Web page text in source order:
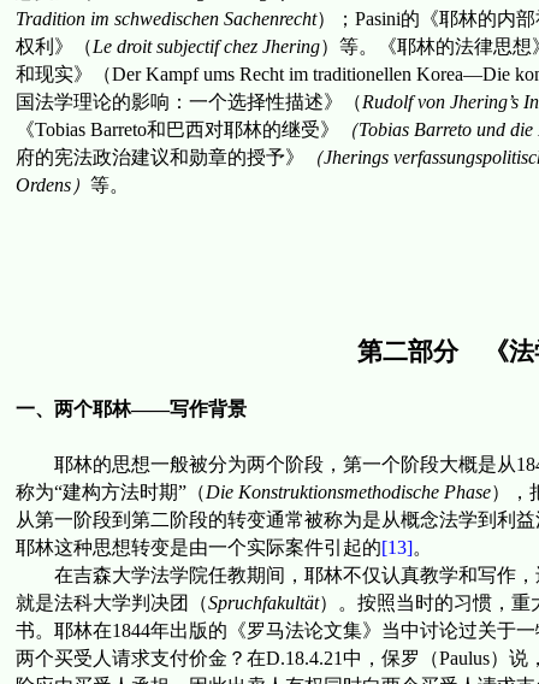
Tradition im schwedischen Sachenrecht）； Pasini的《耶林的内
权利》（Le droit subjectif chez Jhering）等。《耶林的法律思想
和现实》（Der Kampf ums Recht im traditionellen Korea—Die
国法学理论的影响：一个选择性描述》（Rudolf von Jhering’s
《Tobias Barreto和巴西对耶林的继受》 （Tobias Barreto und
府的宪法政治建议和勋章的授予》
（Jherings
Ordens） 等。
第二部分 《法
一、两个耶林——写作背景
耶林的思想一般被分为两个阶段，第一个阶段大概是从
称为“建构方法时期”（Die Konstruktionsmethodische Phase），
从第一阶段到第二阶段的转变通常被称为是从概念法学到利
耶林这种思想转变是由一个实际案件引起的[13]。
在吉森大学法学院任教期间，耶林不仅认真教学和写作
就是法科大学判决团（Spruchfakultät）。按照当时的习惯，重
书。耶林在1844年出版的 《罗马法论文集》当中讨论过关于
两个买受人请求支付价金？在D.18.4.21中，保罗（Paulus）说